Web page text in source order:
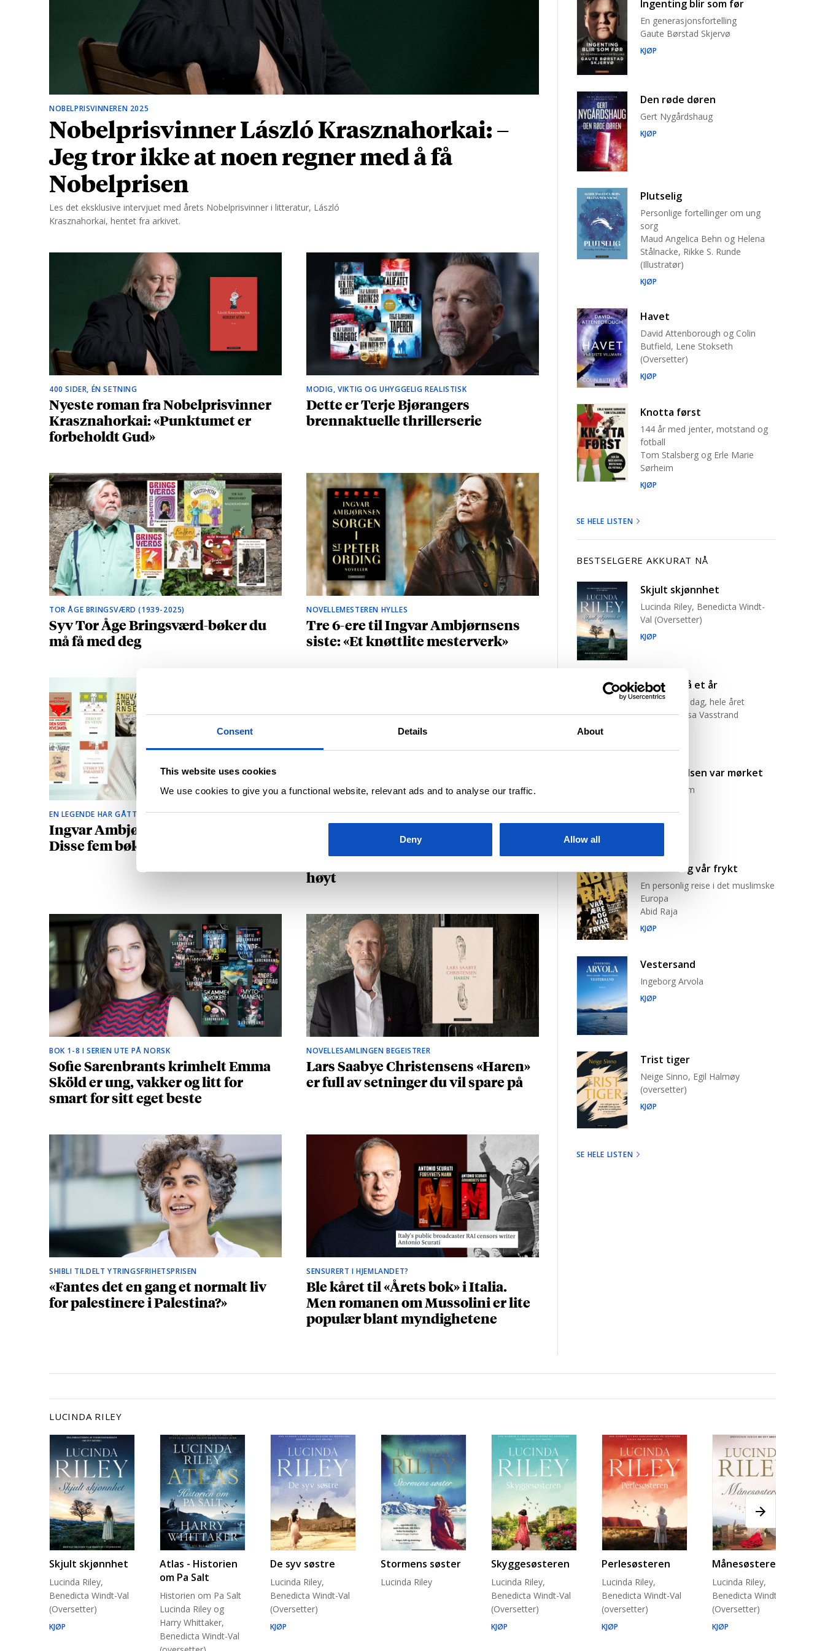
Consent Details About
This website uses cookies
We use cookies to give you a functional website, relevant ads and to analyse our traffic.
Deny Allow all
NOBELPRISVINNEREN 2025
Nobelprisvinner László Krasznahorkai: –
Jeg tror ikke at noen regner med å få
Nobelprisen
Les det eksklusive intervjuet med årets Nobelprisvinner i litteratur, László
Krasznahorkai, hentet fra arkivet.
400 SIDER, ÉN SETNING
Nyeste roman fra Nobelprisvinner
Krasznahorkai: «Punktumet er
forbeholdt Gud»
MODIG, VIKTIG OG UHYGGELIG REALISTISK
Dette er Terje Bjørangers
brennaktuelle thrillerserie
TOR ÅGE BRINGSVÆRD (1939-2025)
Syv Tor Åge Bringsværd-bøker du
må få med deg
NOVELLEMESTEREN HYLLES
Tre 6-ere til Ingvar Ambjørnsens
siste: «Et knøttlite mesterverk»
EN LEGENDE HAR GÅTT BORT
Ingvar Ambjørnsen (1956-2025):
Disse fem bøkene må du lese
BRITISK STJERNESKUDD
Kåret til en av Storbritannias beste
unge forfattere: – Fantastisk å høre
hvilke deler som fikk folk til å le
høyt
BOK 1-8 I SERIEN UTE PÅ NORSK
Sofie Sarenbrants krimhelt Emma
Sköld er ung, vakker og litt for
smart for sitt eget beste
NOVELLESAMLINGEN BEGEISTRER
Lars Saabye Christensens «Haren»
er full av setninger du vil spare på
SHIBLI TILDELT YTRINGSFRIHETSPRISEN
«Fantes det en gang et normalt liv
for palestinere i Palestina?»
SENSURERT I HJEMLANDET?
Ble kåret til «Årets bok» i Italia.
Men romanen om Mussolini er lite
populær blant myndighetene
Ingenting blir som før
En generasjonsfortelling
Gaute Børstad Skjervø
KJØP
Den røde døren
Gert Nygårdshaug
KJØP
Plutselig
Personlige fortellinger om ung
sorg
Maud Angelica Behn og Helena
Stålnacke, Rikke S. Runde
(Illustratør)
KJØP
Havet
David Attenborough og Colin
Butfield, Lene Stokseth
(Oversetter)
KJØP
Knotta først
144 år med jenter, motstand og
fotball
Tom Stalsberg og Erle Marie
Sørheim
KJØP
SE HELE LISTEN
BESTSELGERE AKKURAT NÅ
Skjult skjønnhet
Lucinda Riley, Benedicta Windt-
Val (Oversetter)
KJØP
Råsterk på et år
Én økt, hver dag, hele året
Jørgine Massa Vasstrand
I begynnelsen var mørket
Karin Fossum
Vår ære og vår frykt
En personlig reise i det muslimske
Europa
Abid Raja
KJØP
Vestersand
Ingeborg Arvola
KJØP
Trist tiger
Neige Sinno, Egil Halmøy
(oversetter)
KJØP
SE HELE LISTEN
LUCINDA RILEY
Skjult skjønnhet
Lucinda Riley,
Benedicta Windt-Val
(Oversetter)
KJØP
Atlas - Historien
om Pa Salt
Historien om Pa Salt
Lucinda Riley og
Harry Whittaker,
Benedicta Windt-Val
De syv søstre
Lucinda Riley,
Benedicta Windt-Val
(Oversetter)
KJØP
Stormens søster
Lucinda Riley
Skyggesøsteren
Lucinda Riley,
Benedicta Windt-Val
(Oversetter)
KJØP
Perlesøsteren
Lucinda Riley,
Benedicta Windt-Val
(oversetter)
KJØP
Månesøsteren
Lucinda Riley,
Benedicta Windt-Val
(Oversetter)
KJØP